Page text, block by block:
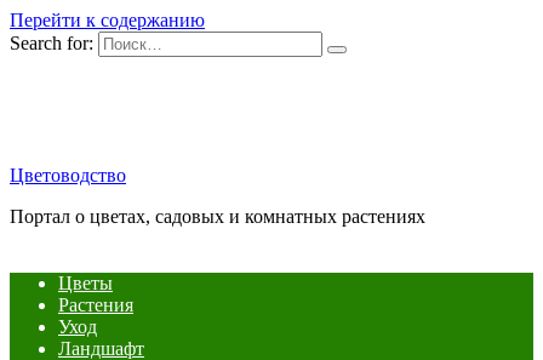
Перейти к содержанию
Search for:
Цветоводство
Портал о цветах, садовых и комнатных растениях
Цветы
Растения
Уход
Ландшафт